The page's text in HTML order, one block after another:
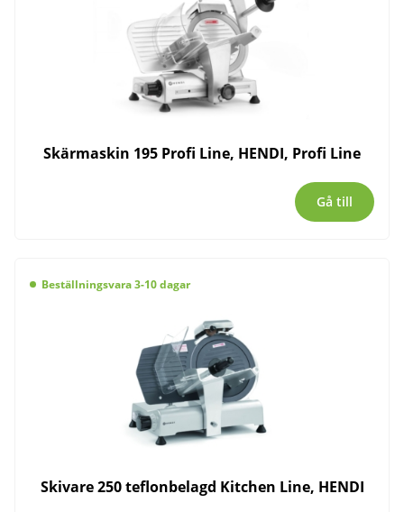
Skärmaskin 195 Profi Line, HENDI, Profi Line
Gå till
Beställningsvara 3-10 dagar
Skivare 250 teflonbelagd Kitchen Line, HENDI